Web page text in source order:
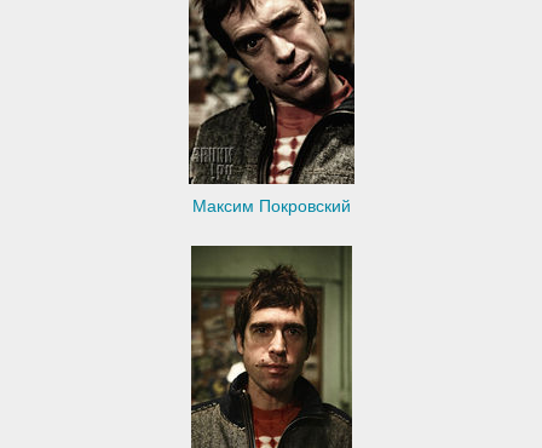
Максим Покровский